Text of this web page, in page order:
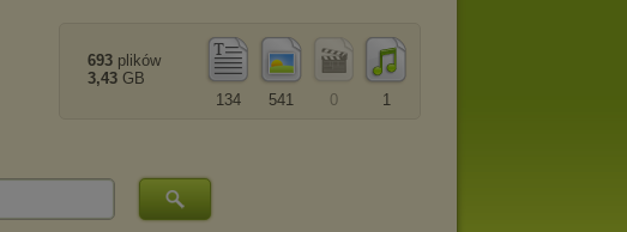
1
0
541
134
693 plików
3,43 GB